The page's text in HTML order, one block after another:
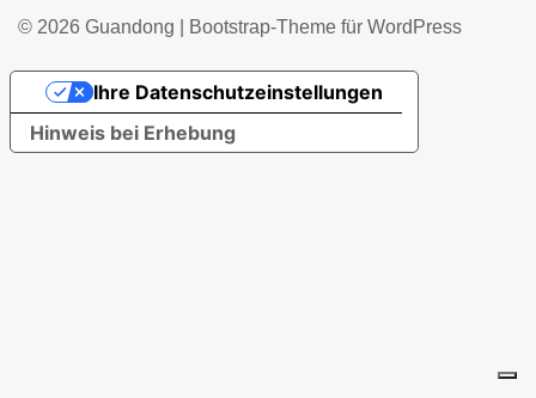
© 2026 Guandong Bootstrap-Theme für WordPress
Hinweis bei Erhebung
Ihre Datenschutzeinstellungen